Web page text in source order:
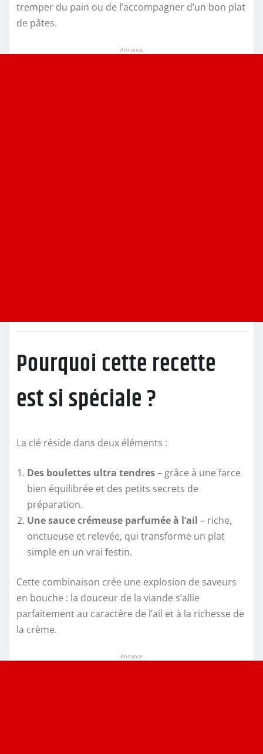
tremper du pain ou de l’accompagner d’un bon plat
de pâtes.
Annonce
Pourquoi cette recette
est si spéciale ?
La clé réside dans deux éléments :
Des boulettes ultra tendres– grâce à une farce
bien équilibrée et des petits secrets de
préparation.
Une sauce crémeuse parfumée à l’ail – riche,
onctueuse et relevée, qui transforme un plat
simple en un vrai festin.
Cette combinaison crée une explosion de saveurs
en bouche : la douceur de la viande s’allie
parfaitement au caractère de l’ail et à la richesse de
la crème.
Annonce